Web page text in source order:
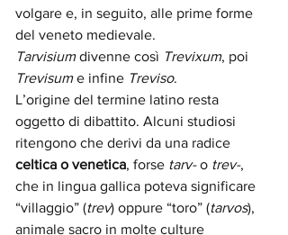
volgare e, in seguito, alle prime forme
del veneto medievale.
Tarvisium divenne così Trevixum, poi
Trevisum e infine Treviso.
L’origine del termine latino resta
oggetto di dibattito. Alcuni studiosi
ritengono che derivi da una radice
celtica o venetica, forse tarv- o trev-,
che in lingua gallica poteva significare
“villaggio” (trev) oppure “toro” (tarvos),
animale sacro in molte culture